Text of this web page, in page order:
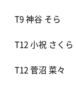
T9 神谷 そら
T12 小祝 さくら
T12 菅沼 菜々